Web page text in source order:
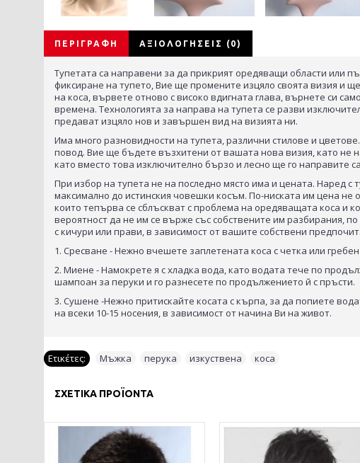
ΠΕΡΙΓΡΑΦΉ ΑΞΙΟΛΟΓΉΣΕΙΣ (0)
Тупетата са направени за да прикрият оредяващи области или
фиксиране на тупето, Вие ще промените изцяло своята визия и
на коса, вървете отново с високо вдигната глава, върнете си
времена. Технологията за направа на тупета се разви
предават изцяло нов и завършен вид на визията ни.
Има много разновидности на тупета, различни стилове и
повод. Вие ще бъдете възхитени от вашата нова визия, като не
като вместо това изключително бързо и лесно ще го направите
При избор на тупета не на последно място има и цената. Наред
максимално до истинския човешки косъм. По-ниската им цена
които тепърва се сблъскват с проблема на оредяващата коса и
вероятност да не им се върже със собствените им разбирания,
с кичури или прави, в зависимост от вашите собствени
1. Сресване - Нежно вчешете заплетената коса с четка или
2. Миене - Намокрете я с хладка вода, като водата тече по
шампоан за перуки и го разнесете по продължението й с пръсти.
3. Сушене -Нежно притискайте косата с кърпа, за да попиете
на всеки 10-15 носения, в зависимост от начина Ви на живот.
Ετικέτες: Мъжка перука изкуствена коса
ΣΧΕΤΙΚΆ ΠΡΟΪΌΝΤΑ